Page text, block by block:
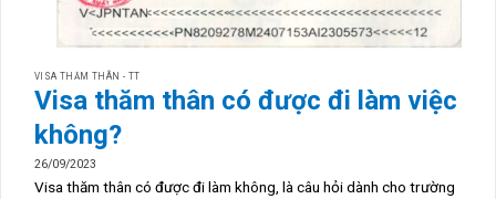
VISA THĂM THÂN - TT
Visa thăm thân có được đi làm việc
không?
26/09/2023
Visa thăm thân có được đi làm không, là câu hỏi dành cho trường